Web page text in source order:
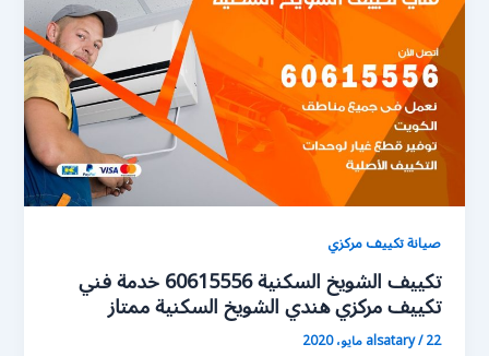
صيانة تكييف مركزي
تكييف الشويخ السكنية 60615556 خدمة فني
تكييف مركزي هندي الشويخ السكنية ممتاز
alsatary/22 مايو، 2020